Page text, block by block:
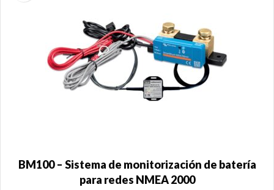
BM100 – Sistema de monitorización de batería
para redes NMEA 2000